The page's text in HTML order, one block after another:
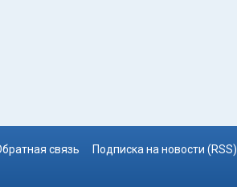
связь Подписка на новости (RSS)